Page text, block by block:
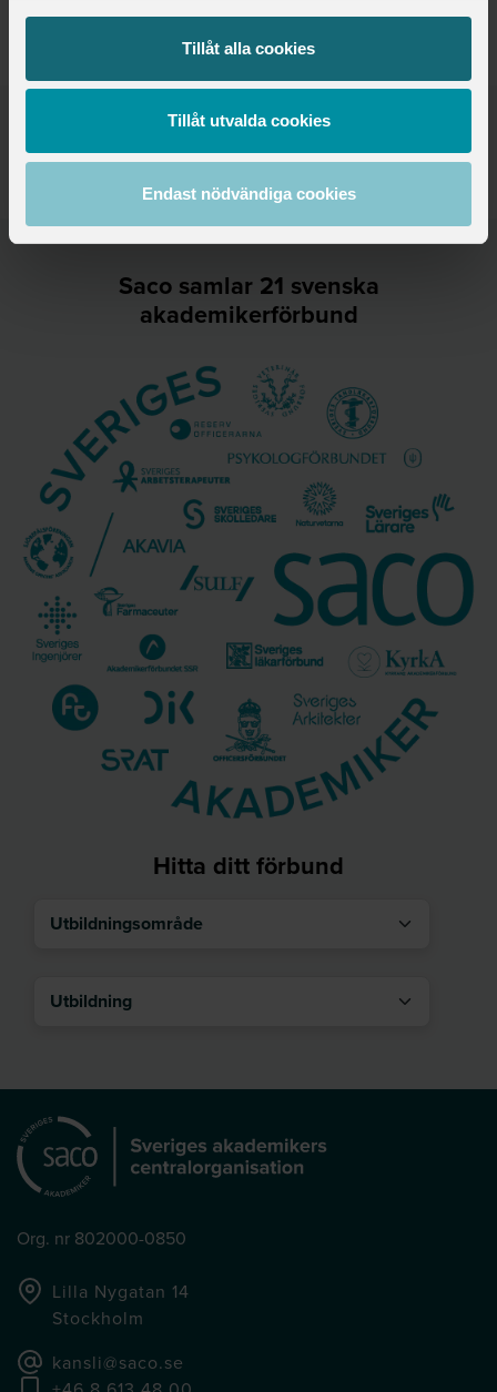
Tillåt alla cookies
Tillåt utvalda cookies
Endast nödvändiga cookies
Till Sacos framtidsutsikter
2026-03-16
Senast uppdaterad:2026-03-16
Saco samlar 21 svenska
akademikerförbund
Hitta ditt förbund
Utbildningsområde
Org. nr 802000-0850
Lilla Nygatan 14
Stockholm
kansli@saco.se